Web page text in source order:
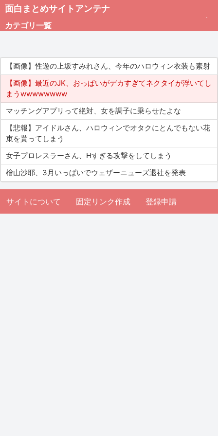
面白まとめサイトアンテナ
カテゴリ一覧
総合
アダルト
【画像】性遊の上坂すみれさん、今年のハロウィン衣装も素射
【画像】最近のJK、おっぱいがデカすぎてネクタイが浮いてし
まうwwwwwwww
マッチングアプリって絶対、女を調子に乗らせたよな
【悲報】アイドルさん、ハロウィンでオタクにとんでもない花
束を貰ってしまう
女子プロレスラーさん、Hすぎる攻撃をしてしまう
檜山沙耶、3月いっぱいでウェザーニューズ退社を発表
サイトについて 固定リンク作成 登録申請